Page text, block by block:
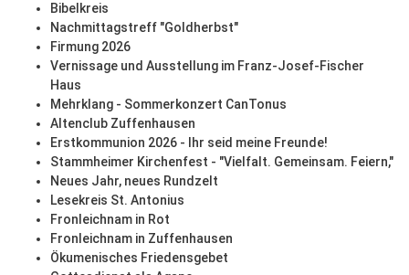
Bibelkreis
Nachmittagstreff "Goldherbst"
Firmung 2026
Vernissage und Ausstellung im Franz-Josef-Fischer
Haus
Mehrklang - Sommerkonzert CanTonus
Altenclub Zuffenhausen
Erstkommunion 2026 - Ihr seid meine Freunde!
Stammheimer Kirchenfest - "Vielfalt. Gemeinsam. Feiern,"
Neues Jahr, neues Rundzelt
Lesekreis St. Antonius
Fronleichnam in Rot
Fronleichnam in Zuffenhausen
Ökumenisches Friedensgebet